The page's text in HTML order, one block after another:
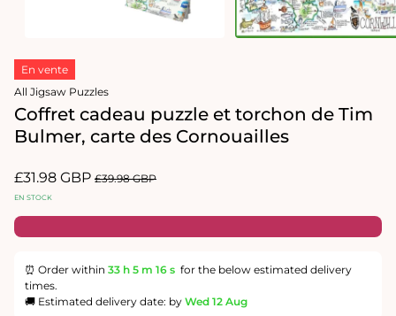
le
média
1
dans
une
fenêtre
modale
une
fenêtre
modale
En vente
All Jigsaw Puzzles
Coffret cadeau puzzle et torchon de Tim
Bulmer, carte des Cornouailles
Prix
promotionnel
£31.98 GBP Prix
£39.98 GBP
EN STOCK
⏰ Order within 33 h 5 m 16 s for the below estimated delivery
times.
🚚 Estimated delivery date: by Wed 12 Aug